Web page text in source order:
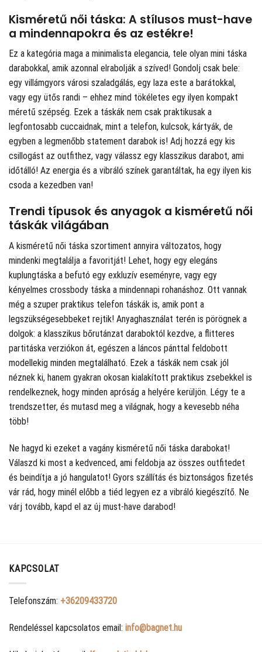
Kisméretű női táska: A stílusos must-have
a mindennapokra és az estékre!
Ez a kategória maga a minimalista elegancia, tele olyan mini táska
darabokkal, amik azonnal elrabolják a szíved! Gondolj csak bele:
egy villámgyors városi szaladgálás, egy laza este a barátokkal,
vagy egy ütős randi – ehhez mind tökéletes egy ilyen kompakt
méretű szépség. Ezek a táskák nem csak praktikusak a
legfontosabb cuccaidnak, mint a telefon, kulcsok, kártyák, de
egyben a legmenőbb statement darabok is! Adj hozzá egy kis
csillogást az outfithez, vagy válassz egy klasszikus darabot, ami
időtálló! Az energia és a vibráló színek garantáltak, ha egy ilyen kis
csoda a kezedben van!
Trendi típusok és anyagok a kisméretű női
táskák világában
A kisméretű női táska szortiment annyira változatos, hogy
mindenki megtalálja a favoritját! Lehet, hogy egy elegáns
kuplungtáska a befutó egy exkluzív eseményre, vagy egy
kényelmes crossbody táska a mindennapi rohanáshoz. Ott vannak
még a szuper praktikus telefon táskák is, amik pont a
legszükségesebbeket rejtik! Anyaghasználat terén is pörögnek a
dolgok: a klasszikus bőrutánzat daraboktól kezdve, a flitteres
partitáska verziókon át, egészen a láncos pánttal feldobott
modellekig minden megtalálható. Ezek a táskák nem csak jól
néznek ki, hanem gyakran okosan kialakított praktikus zsebekkel is
rendelkeznek, hogy minden apróság a helyére kerüljön. Légy te a
trendszetter, és mutasd meg a világnak, hogy a kevesebb néha
több!
Ne hagyd ki ezeket a vagány kisméretű női táska darabokat!
Válaszd ki most a kedvenced, ami feldobja az összes outfitedet
és beindítja a jó hangulatot! Gyors szállítás és biztonságos fizetés
vár rád, hogy minél előbb a tiéd legyen ez a vibráló kiegészítő. Ne
várj tovább, kapd el az új must-have darabod!
KAPCSOLAT
Telefonszám: +36209433720
Rendeléssel kapcsolatos email: info@bagnet.hu